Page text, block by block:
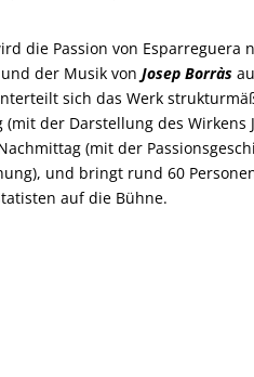
die Passion von Esparreguera
der Musik von Josep Borràs
sich das Werk
(mit der Darstellung des
(mit der
und bringt rund 60
auf die Bühne.